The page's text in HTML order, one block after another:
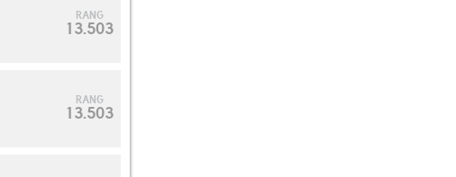
RANG
13.503
RANG
13.503